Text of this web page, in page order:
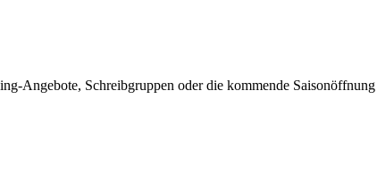
Angebote, Schreibgruppen oder die kommende